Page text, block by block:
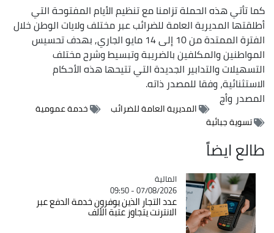
كما تأتي هذه الحملة تزامنا مع تنظيم الأيام المفتوحة التي
أطلقتها المديرية العامة للضرائب عبر مختلف ولايات الوطن خلال
الفترة الممتدة من 10 إلى 14 مايو الجاري, بهدف تحسيس
المواطنين والمكلفين بالضريبة وتبسيط وشرح مختلف
التسهيلات والتدابير الجديدة التي تتيحها هذه الأحكام
الاستثنائية، وفقا للمصدر ذاته.
المصدروأج
المديرية العامة للضرائب
خدمة عمومية
تسوية جبائية
طالع ايضاً
Catégorie
المالية
07/08/2026 - 09:50
عدد التجار الذين يوفرون خدمة الدفع عبر
الانترنت يتجاوز عتبة الألف